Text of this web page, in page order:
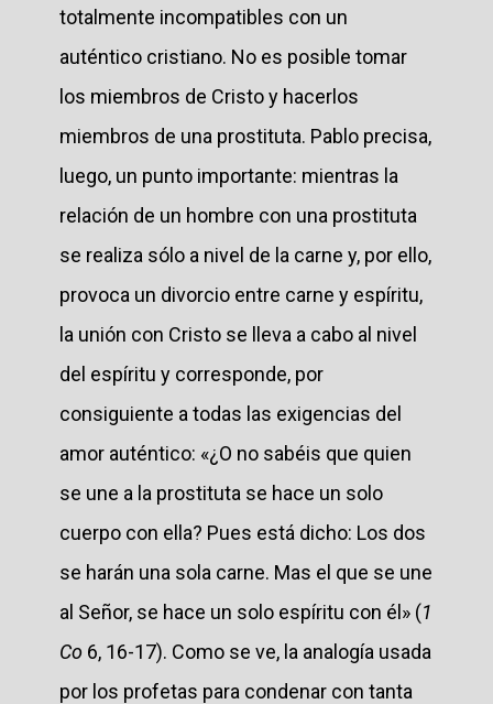
totalmente incompatibles con un
auténtico cristiano. No es posible tomar
los miembros de Cristo y hacerlos
miembros de una prostituta. Pablo precisa,
luego, un punto importante: mientras la
relación de un hombre con una prostituta
se realiza sólo a nivel de la carne y, por ello,
provoca un divorcio entre carne y espíritu,
la unión con Cristo se lleva a cabo al nivel
del espíritu y corresponde, por
consiguiente a todas las exigencias del
amor auténtico: «¿O no sabéis que quien
se une a la prostituta se hace un solo
cuerpo con ella? Pues está dicho: Los dos
se harán una sola carne. Mas el que se une
al Señor, se hace un solo espíritu con él» (1
Co 6, 16-17). Como se ve, la analogía usada
por los profetas para condenar con tanta